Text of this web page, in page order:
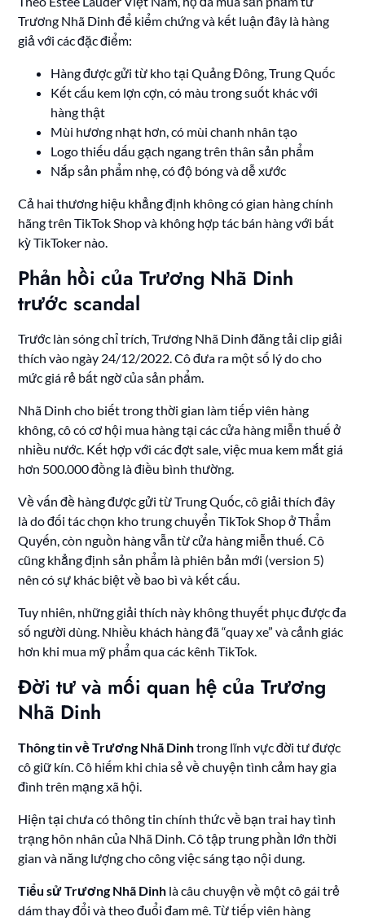
Trương Nhã Dinh để kiểm chứng và kết luận đây là hàng
giả với các đặc điểm:
Hàng được gửi từ kho tại Quảng Đông, Trung Quốc
Kết cấu kem lợn cợn, có màu trong suốt khác với
hàng thật
Mùi hương nhạt hơn, có mùi chanh nhân tạo
Logo thiếu dấu gạch ngang trên thân sản phẩm
Nắp sản phẩm nhẹ, có độ bóng và dễ xước
Cả hai thương hiệu khẳng định không có gian hàng chính
hãng trên TikTok Shop và không hợp tác bán hàng với bất
kỳ TikToker nào.
Phản hồi của Trương Nhã Dinh
trước scandal
Trước làn sóng chỉ trích, Trương Nhã Dinh đăng tải clip giải
thích vào ngày 24/12/2022. Cô đưa ra một số lý do cho
mức giá rẻ bất ngờ của sản phẩm.
Nhã Dinh cho biết trong thời gian làm tiếp viên hàng
không, cô có cơ hội mua hàng tại các cửa hàng miễn thuế ở
nhiều nước. Kết hợp với các đợt sale, việc mua kem mắt giá
hơn 500.000 đồng là điều bình thường.
Về vấn đề hàng được gửi từ Trung Quốc, cô giải thích đây
là do đối tác chọn kho trung chuyển TikTok Shop ở Thẩm
Quyến, còn nguồn hàng vẫn từ cửa hàng miễn thuế. Cô
cũng khẳng định sản phẩm là phiên bản mới (version 5)
nên có sự khác biệt về bao bì và kết cấu.
Tuy nhiên, những giải thích này không thuyết phục được đa
số người dùng. Nhiều khách hàng đã “quay xe” và cảnh giác
hơn khi mua mỹ phẩm qua các kênh TikTok.
Đời tư và mối quan hệ của Trương
Nhã Dinh
Thông tin về Trương Nhã Dinhtrong lĩnh vực đời tư được
cô giữ kín. Cô hiếm khi chia sẻ về chuyện tình cảm hay gia
đình trên mạng xã hội.
Hiện tại chưa có thông tin chính thức về bạn trai hay tình
trạng hôn nhân của Nhã Dinh. Cô tập trung phần lớn thời
gian và năng lượng cho công việc sáng tạo nội dung.
Tiểu sử Trương Nhã Dinh là câu chuyện về một cô gái trẻ
dám thay đổi và theo đuổi đam mê. Từ tiếp viên hàng